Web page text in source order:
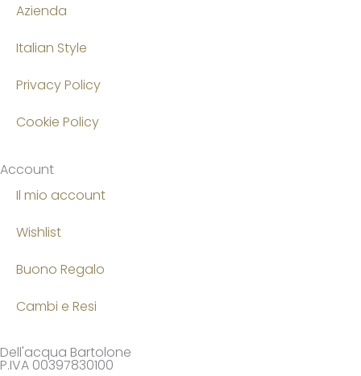
Azienda
Italian Style
Privacy Policy
Cookie Policy
Account
Il mio account
Wishlist
Buono Regalo
Cambi e Resi
Dell'acqua Bartolone
P.IVA 00397830100